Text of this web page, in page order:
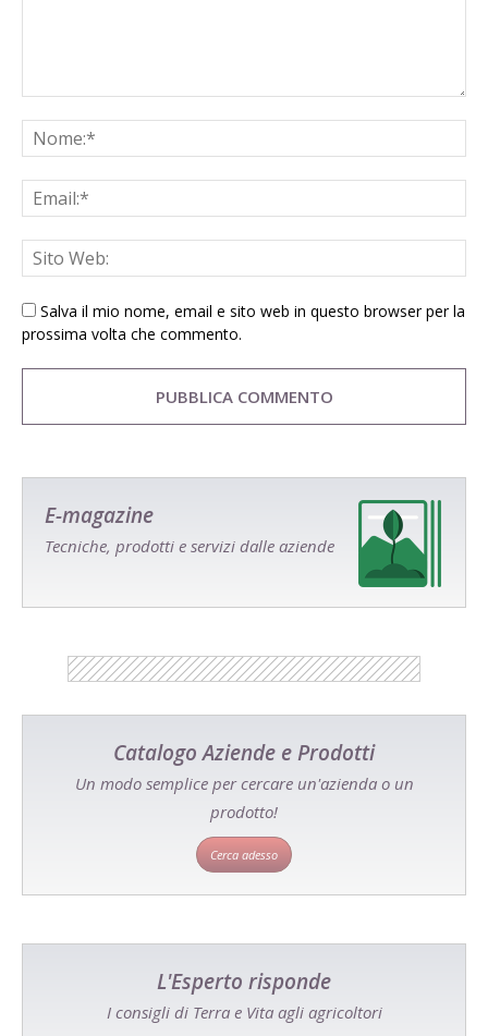
Salva il mio nome, email e sito web in questo browser per la
prossima volta che commento.
E-magazine
Tecniche, prodotti e servizi dalle aziende
Catalogo Aziende e Prodotti
Un modo semplice per cercare un'azienda o un
prodotto!
Cerca adesso
L'Esperto risponde
I consigli di Terra e Vita agli agricoltori